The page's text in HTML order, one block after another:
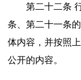
第二十二条
条、第二十一条
体内容，并按照
公开的内容。